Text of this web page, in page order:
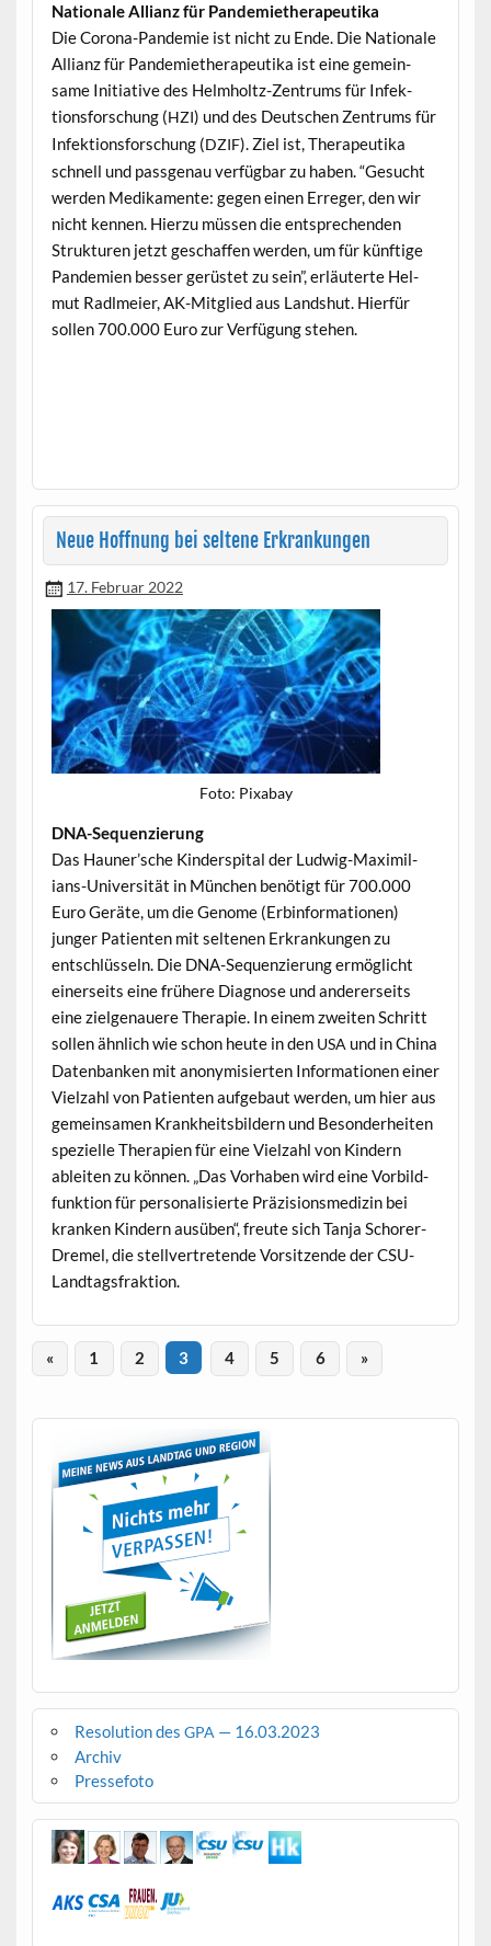
Nationale Allianz für Pandemietherapeutika
Die Coro­na-Pan­demie ist nicht zu Ende. Die Nationale
Allianz für Pan­demiether­a­peu­ti­ka ist eine gemein­
same Ini­tia­tive des Helmholtz-Zen­trums für Infek­
tions­forschung (HZI) und des Deutschen Zen­trums für
Infek­tions­forschung (DZIF). Ziel ist, Ther­a­peu­ti­ka
schnell und pass­ge­nau ver­füg­bar zu haben. “Gesucht
wer­den Medika­mente: gegen einen Erreger, den wir
nicht ken­nen. Hierzu müssen die entsprechen­den
Struk­turen jet­zt geschaf­fen wer­den, um für kün­ftige
Pan­demien bess­er gerüstet zu sein”, erläuterte Hel­
mut Radlmeier, AK-Mit­glied aus Land­shut. Hier­für
sollen 700.000 Euro zur Ver­fü­gung stehen.
Neue Hoffnung bei seltene Erkrankungen
17. Februar 2022
Foto: Pix­abay
DNA-Sequen­zierung
Das Hauner’sche Kinder­spi­tal der Lud­wig-Max­i­m­il­
ians-Uni­ver­sität in München benötigt für 700.000
Euro Geräte, um die Genome (Erbin­for­ma­tio­nen)
junger Patien­ten mit sel­te­nen Erkrankun­gen zu
entschlüs­seln. Die DNA-Sequen­zierung ermöglicht
ein­er­seits eine frühere Diag­nose und ander­er­seits
eine ziel­ge­nauere Ther­a­pie. In einem zweit­en Schritt
sollen ähn­lich wie schon heute in den USA und in Chi­na
Daten­banken mit anonymisierten Infor­ma­tio­nen ein­er
Vielzahl von Patien­ten aufge­baut wer­den, um hier aus
gemein­samen Krankheits­bildern und Beson­der­heit­en
spezielle Ther­a­pi­en für eine Vielzahl von Kindern
ableit­en zu kön­nen. „Das Vorhaben wird eine Vor­bild­
funk­tion für per­son­al­isierte Präzi­sion­s­medi­zin bei
kranken Kindern ausüben“, freute sich Tan­ja Schor­er-
Dremel, die stel­lvertre­tende Vor­sitzende der CSU-
Landtagsfraktion.
« 1 2 3 4 5 6 »
Resolution des GPA — 16.03.2023
Archiv
Pressefoto